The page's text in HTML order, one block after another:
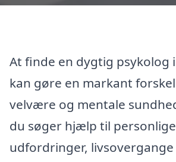
At finde en dygtig psykolog
kan gøre en markant
velvære og mentale
du søger hjælp til personlige
udfordringer,